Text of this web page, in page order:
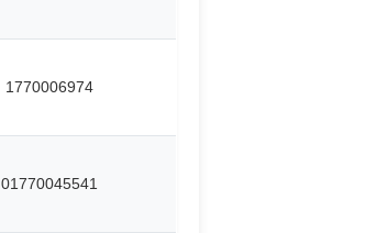
1770006974
01770045541